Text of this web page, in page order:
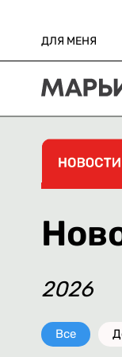
ДЛЯ МЕНЯ
2026
Все